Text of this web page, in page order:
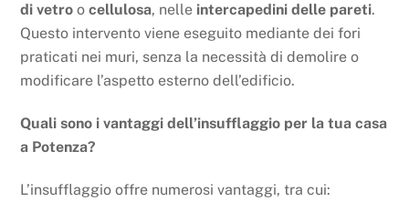
di vetro ocellulosa, nelle intercapedini delle pareti.
Questo intervento viene eseguito mediante dei fori
praticati nei muri, senza la necessità di demolire o
modificare l’aspetto esterno dell’edificio.
Quali sono i vantaggi dell’insufflaggio per la tua casa
a Potenza?
L’insufflaggio offre numerosi vantaggi, tra cui: